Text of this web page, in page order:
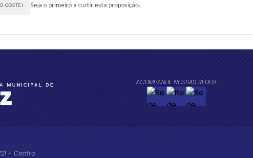
GOSTEI Seja o primeiro a curtir esta proposição.
ACOMPANHE NOSSAS REDES!
- Centro